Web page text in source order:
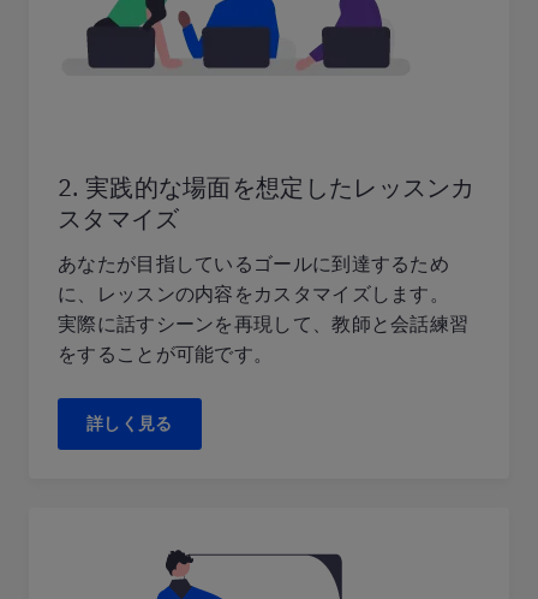
2. 実践的な場面を想定したレッスンカ
スタマイズ
あなたが目指しているゴールに到達するため
に、レッスンの内容をカスタマイズします。
実際に話すシーンを再現して、教師と会話練習
をすることが可能です。
詳しく見る